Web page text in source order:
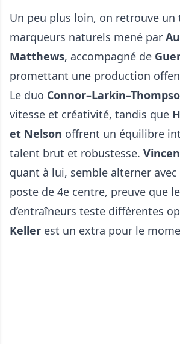
Un peu plus loin, on retrouve un
marqueurs naturels mené par
Matthews, accompagné de
promettant une production
Le duo
vitesse et créativité, tandis que
et Nelson offrent un équilibre
talent brut et robustesse.
quant à lui, semble alterner avec
poste de 4e centre, preuve que
d’entraîneurs teste différentes
Keller est un extra pour le